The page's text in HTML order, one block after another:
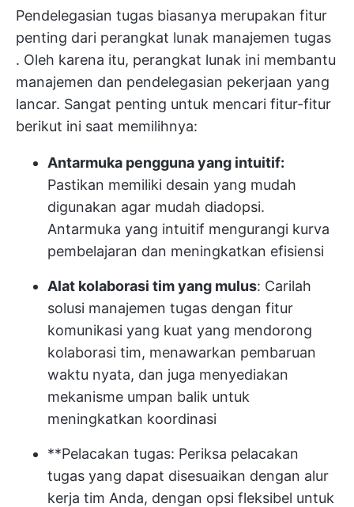
Pendelegasian tugas biasanya merupakan fitur
penting dari perangkat lunak manajemen tugas
. Oleh karena itu, perangkat lunak ini membantu
manajemen dan pendelegasian pekerjaan yang
lancar. Sangat penting untuk mencari fitur-fitur
berikut ini saat memilihnya:
Antarmuka pengguna yang intuitif:
Pastikan memiliki desain yang mudah
digunakan agar mudah diadopsi.
Antarmuka yang intuitif mengurangi kurva
pembelajaran dan meningkatkan efisiensi
Alat kolaborasi tim yang mulus: Carilah
solusi manajemen tugas dengan fitur
komunikasi yang kuat yang mendorong
kolaborasi tim, menawarkan pembaruan
waktu nyata, dan juga menyediakan
mekanisme umpan balik untuk
meningkatkan koordinasi
**Pelacakan tugas: Periksa pelacakan
tugas yang dapat disesuaikan dengan alur
kerja tim Anda, dengan opsi fleksibel untuk